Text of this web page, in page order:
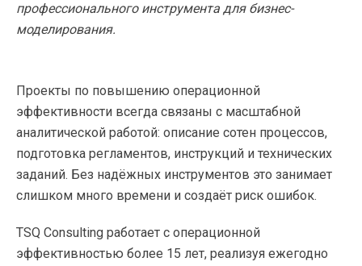
профессионального инструмента для бизнес-
моделирования.
Проекты по повышению операционной
эффективности всегда связаны с масштабной
аналитической работой: описание сотен процессов,
подготовка регламентов, инструкций и технических
заданий. Без надёжных инструментов это занимает
слишком много времени и создаёт риск ошибок.
TSQ Consulting работает с операционной
эффективностью более 15 лет, реализуя ежегодно